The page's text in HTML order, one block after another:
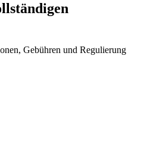
Gebühren und Regulierung